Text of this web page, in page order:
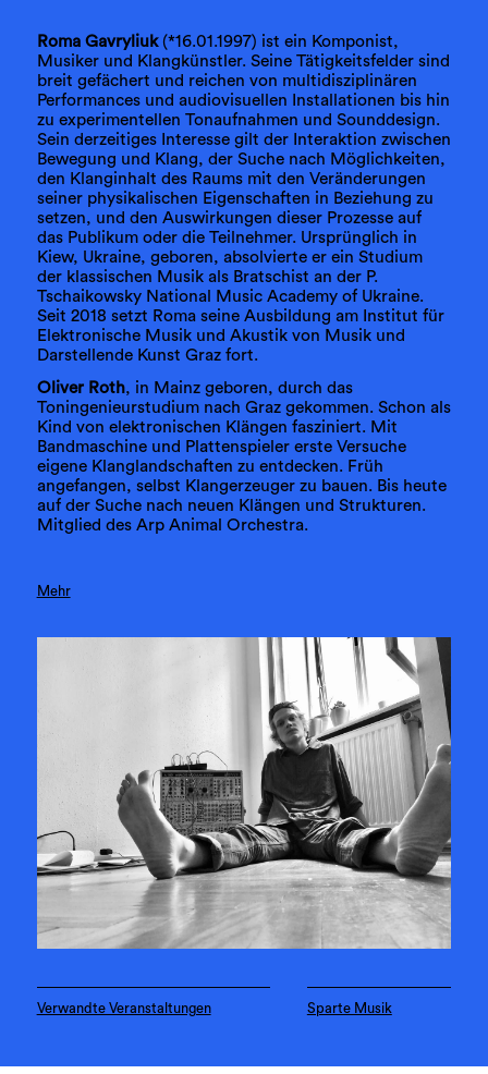
Roma Gavryliuk(*16.01.1997) ist ein Komponist,
Musiker und Klangkünstler. Seine Tätigkeitsfelder sind
breit gefächert und reichen von multidisziplinären
Performances und audiovisuellen Installationen bis hin
zu experimentellen Tonaufnahmen und Sounddesign.
Sein derzeitiges Interesse gilt der Interaktion zwischen
Bewegung und Klang, der Suche nach Möglichkeiten,
den Klanginhalt des Raums mit den Veränderungen
seiner physikalischen Eigenschaften in Beziehung zu
setzen, und den Auswirkungen dieser Prozesse auf
das Publikum oder die Teilnehmer. Ursprünglich in
Kiew, Ukraine, geboren, absolvierte er ein Studium
der klassischen Musik als Bratschist an der P.
Tschaikowsky National Music Academy of Ukraine.
Seit 2018 setzt Roma seine Ausbildung am Institut für
Elektronische Musik und Akustik von Musik und
Darstellende Kunst Graz fort.
Oliver Roth, in Mainz geboren, durch das
Toningenieurstudium nach Graz gekommen. Schon als
Kind von elektronischen Klängen fasziniert. Mit
Bandmaschine und Plattenspieler erste Versuche
eigene Klanglandschaften zu entdecken. Früh
angefangen, selbst Klangerzeuger zu bauen. Bis heute
auf der Suche nach neuen Klängen und Strukturen.
Mitglied des Arp Animal Orchestra.
Mehr
Verwandte Veranstaltungen Sparte Musik